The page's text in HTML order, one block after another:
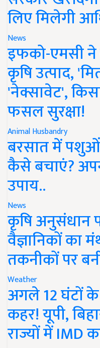
लिए मिलेगी
News
इफको-एमसी ने
कृषि उत्पाद,
'नेक्सावेट',
फसल सुरक्षा!
Animal Husbandry
बरसात में पशुओं
कैसे बचाएं?
उपाय..
News
कृषि अनुसंधान
वैज्ञानिकों का
तकनीकों पर
Weather
अगले 12 घंटों के
कहर! यूपी,
राज्यों में IMD